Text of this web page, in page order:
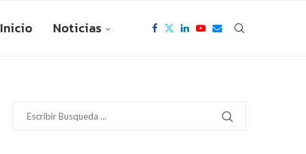
Inicio Noticias